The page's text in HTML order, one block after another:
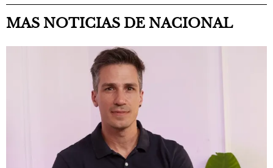
MAS NOTICIAS DE NACIONAL